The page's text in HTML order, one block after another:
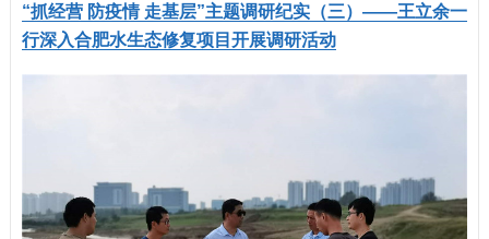
“抓经营 防疫情 走基层”主题调研纪实（三）——王立余一
行深入合肥水生态修复项目开展调研活动